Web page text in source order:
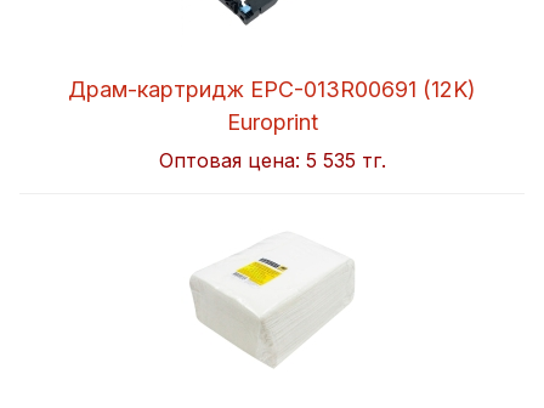
Драм-картридж EPC-013R00691 (12K)
Europrint
Оптовая цена: 5 535 тг.